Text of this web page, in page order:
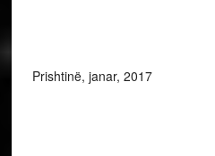
Prishtinë, janar, 2017